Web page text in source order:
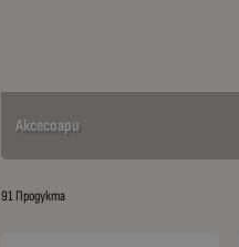
Аксесоари
91 Продукта